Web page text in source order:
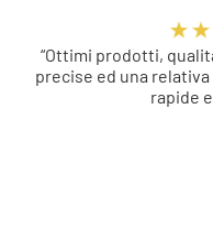
“Ottimi prodotti,
precise ed una
rapide